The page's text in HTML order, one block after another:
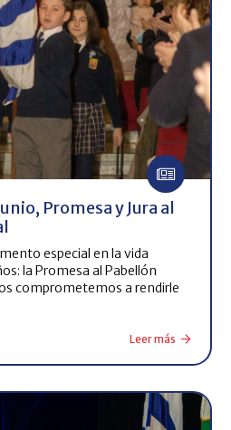
Promesa y Jura al
especial en la vida
la Promesa al Pabellón
comprometemos a rendirle
Leer más